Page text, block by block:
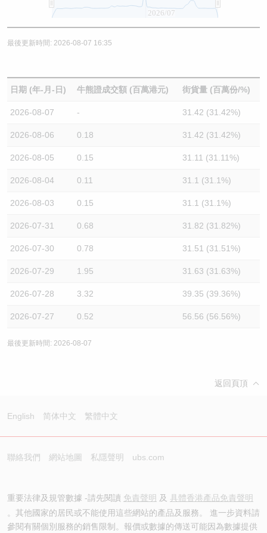
2026/07
最後更新時間: 2026-08-07 16:35
日期 (年-月-日) 牛熊證成交額 (百萬港元) 街貨量 (百萬份/%)
2026-08-07 - 31.42 (31.42%)
2026-08-06 0.18 31.42 (31.42%)
2026-08-05 0.15 31.11 (31.11%)
2026-08-04 0.11 31.1 (31.1%)
2026-08-03 0.15 31.1 (31.1%)
2026-07-31 0.68 31.82 (31.82%)
2026-07-30 0.78 31.51 (31.51%)
2026-07-29 1.95 31.63 (31.63%)
2026-07-28 3.32 39.35 (39.36%)
2026-07-27 0.52 56.56 (56.56%)
最後更新時間: 2026-08-07
返回頁頂
English 简体中文 繁體中文
聯絡我們 網站地圖 私隱聲明 ubs.com
重要法律及規管數據 -請先閱讀 免責聲明 及 具體香港產品免責聲明
。其他國家的居民或不能使用這些網站的產品及服務。 進一步資料請
參閱有關個別服務的銷售限制。報價或數據的傳送可能因為數據提供